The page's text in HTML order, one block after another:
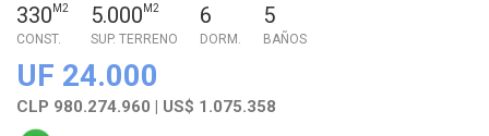
330 M2
CONST.
5.000 M2
SUP. TERRENO
6
DORM.
5
BAÑOS
UF 24.000
CLP 980.274.960 | US$ 1.075.358